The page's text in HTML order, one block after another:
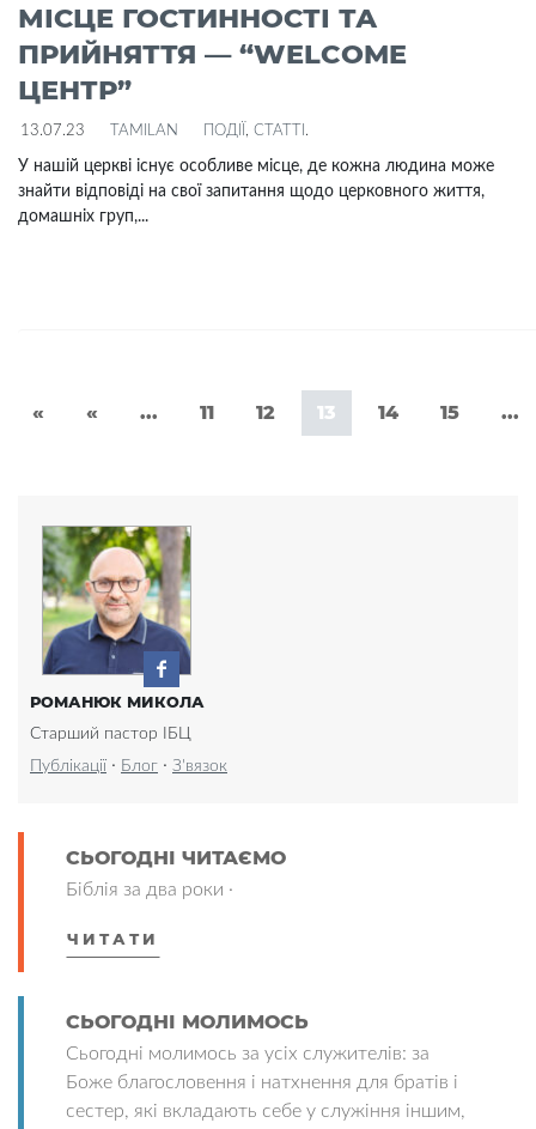
МІСЦЕ ГОСТИННОСТІ ТА
ПРИЙНЯТТЯ — “WELCOME
ЦЕНТР”
13.07.23 TAMILAN ПОДІЇ , СТАТТІ .
У нашій церкві існує особливе місце, де кожна людина може
знайти відповіді на свої запитання щодо церковного життя,
домашніх груп,...
« « ... 11 12 13 14 15 ...
РОМАНЮК МИКОЛА
Старший пастор ІБЦ
Публікації · Блог · З'вязок
СЬОГОДНІ ЧИТАЄМО
Біблія за два роки ·
ЧИТАТИ
СЬОГОДНІ МОЛИМОСЬ
Сьогодні молимось за усіх служителів: за
Боже благословення і натхнення для братів і
сестер, які вкладають себе у служіння іншим,